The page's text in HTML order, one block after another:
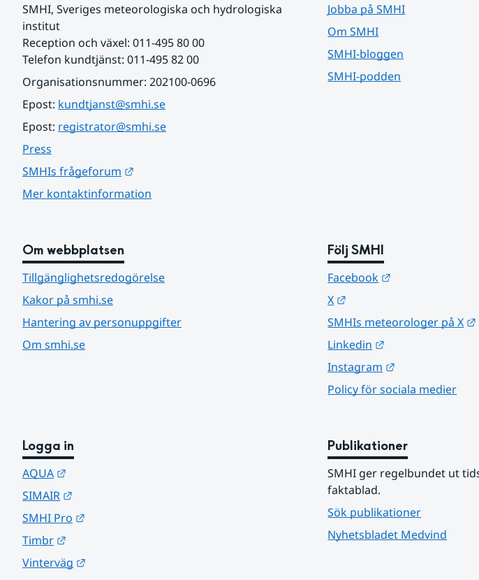
SMHI, Sveriges meteorologiska och hydrologiska
institut
Reception och växel: 011-495 80 00
Telefon kundtjänst: 011-495 82 00
Organisationsnummer: 202100-0696
Epost: kundtjanst@smhi.se
Epost: registrator@smhi.se
Press
SMHIs frågeforum
Mer kontaktinformation
Jobba på SMHI
Om SMHI
SMHI-bloggen
SMHI-podden
Om webbplatsen
Tillgänglighetsredogörelse
Kakor på smhi.se
Hantering av personuppgifter
Om smhi.se
Följ SMHI
Facebook
X
SMHIs meteorologer på X
Linkedin
Instagram
Policy för sociala medier
Logga in
AQUA
SIMAIR
SMHI Pro
Timbr
Vinterväg
Publikationer
SMHI ger regelbundet ut
faktablad.
Sök publikationer
Nyhetsbladet Medvind